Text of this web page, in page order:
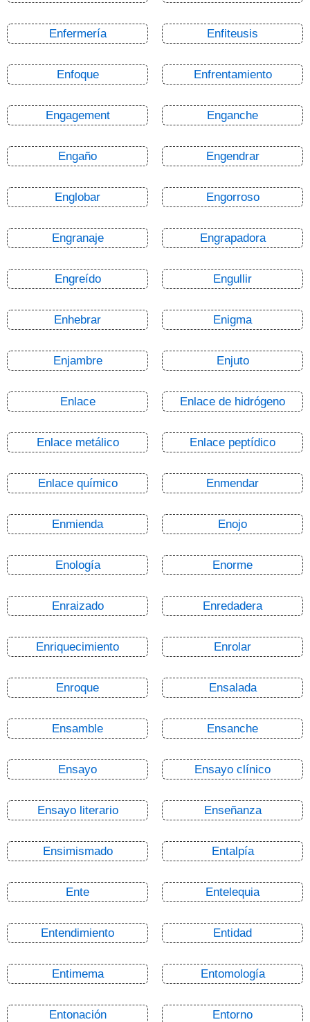
Enfermería Enfiteusis
Enfoque Enfrentamiento
Engagement Enganche
Engaño Engendrar
Englobar Engorroso
Engranaje Engrapadora
Engreído Engullir
Enhebrar Enigma
Enjambre Enjuto
Enlace Enlace de hidrógeno
Enlace metálico Enlace peptídico
Enlace químico Enmendar
Enmienda Enojo
Enología Enorme
Enraizado Enredadera
Enriquecimiento Enrolar
Enroque Ensalada
Ensamble Ensanche
Ensayo Ensayo clínico
Ensayo literario Enseñanza
Ensimismado Entalpía
Ente Entelequia
Entendimiento Entidad
Entimema Entomología
Entonación Entorno